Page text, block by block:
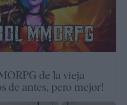
de la vieja
de antes, pero mejor!